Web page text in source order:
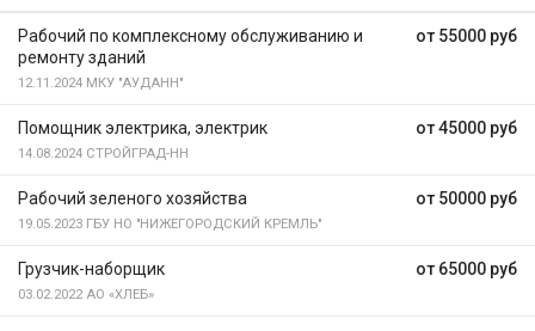
от 55000 руб
Рабочий по комплексному обслуживанию и
ремонту зданий
12.11.2024 МКУ "АУДАНН"
от 45000 руб
Помощник электрика, электрик
14.08.2024 СТРОЙГРАД-НН
от 50000 руб
Рабочий зеленого хозяйства
19.05.2023 ГБУ НО "НИЖЕГОРОДСКИЙ КРЕМЛЬ"
от 65000 руб
Грузчик-наборщик
03.02.2022АО «ХЛЕБ»